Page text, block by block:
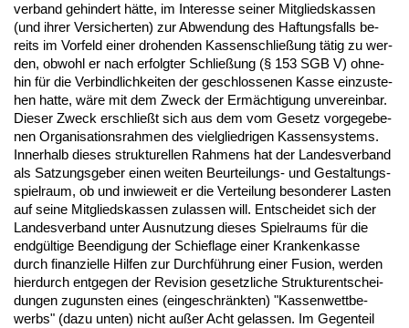
ver­band ge­hin­dert hätte, im In­ter­es­se sei­ner Mit­glieds­kas­sen
(und ih­rer Ver­si­cher­ten) zur Ab­wen­dung des Haf­tungs­falls be­
reits im Vor­feld ei­ner dro­hen­den Kas­sen­sch­ließung tätig zu wer­
den, ob­wohl er nach er­folg­ter Sch­ließung (§ 153 SGB V) oh­ne­
hin für die Ver­bind­lich­kei­ten der ge­schlos­se­nen Kas­se ein­zu­ste­
hen hat­te, wäre mit dem Zweck der Ermäch­ti­gung un­ver­ein­bar.
Die­ser Zweck er­sch­ließt sich aus dem vom Ge­setz vor­ge­ge­be­
nen Or­ga­ni­sa­ti­ons­rah­men des viel­glied­ri­gen Kas­sen­sys­tems.
In­ner­halb die­ses struk­tu­rel­len Rah­mens hat der Lan­des­ver­band
als Sat­zungs­ge­ber ei­nen wei­ten Be­ur­tei­lungs- und Ge­stal­tungs­
spiel­raum, ob und in­wie­weit er die Ver­tei­lung be­son­de­rer Las­ten
auf sei­ne Mit­glieds­kas­sen zu­las­sen will. Ent­schei­det sich der
Lan­des­ver­band un­ter Aus­nut­zung die­ses Spiel­raums für die
endgülti­ge Be­en­di­gung der Schief­la­ge ei­ner Kran­ken­kas­se
durch fi­nan­zi­el­le Hil­fen zur Durchführung ei­ner Fu­si­on, wer­den
hier­durch ent­ge­gen der Re­vi­si­on ge­setz­li­che Struk­tur­ent­schei­
dun­gen zu­guns­ten ei­nes (ein­ge­schränk­ten) "Kas­sen­wett­be­
werbs" (da­zu un­ten) nicht außer Acht ge­las­sen. Im Ge­gen­teil